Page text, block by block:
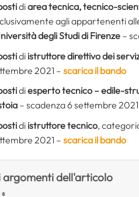
diarea tecnica, tecnico-
agli appartenenti
degli Studi di Firenze–
di istruttore direttivo dei
2021 – scarica il bando
diesperto tecnico – edile-
– scadenza 6 settembre
di istruttore tecnico,
2021 – scarica il bando
argomenti dell'articolo